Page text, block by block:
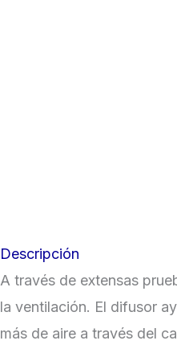
Descripción
A través de extensas
la ventilación. El difusor
más de aire a través del